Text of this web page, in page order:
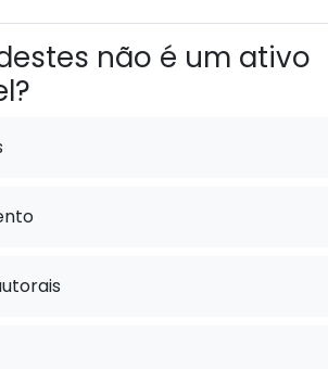
não é um ativo